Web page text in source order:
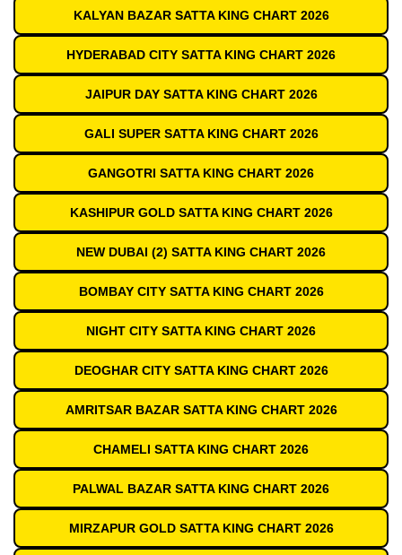
KALYAN BAZAR SATTA KING CHART 2026
HYDERABAD CITY SATTA KING CHART 2026
JAIPUR DAY SATTA KING CHART 2026
GALI SUPER SATTA KING CHART 2026
GANGOTRI SATTA KING CHART 2026
KASHIPUR GOLD SATTA KING CHART 2026
NEW DUBAI (2) SATTA KING CHART 2026
BOMBAY CITY SATTA KING CHART 2026
NIGHT CITY SATTA KING CHART 2026
DEOGHAR CITY SATTA KING CHART 2026
AMRITSAR BAZAR SATTA KING CHART 2026
CHAMELI SATTA KING CHART 2026
PALWAL BAZAR SATTA KING CHART 2026
MIRZAPUR GOLD SATTA KING CHART 2026